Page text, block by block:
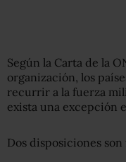
Según la Carta de la
organización, los
recurrir a la fuerza
exista una excepción
Dos disposiciones